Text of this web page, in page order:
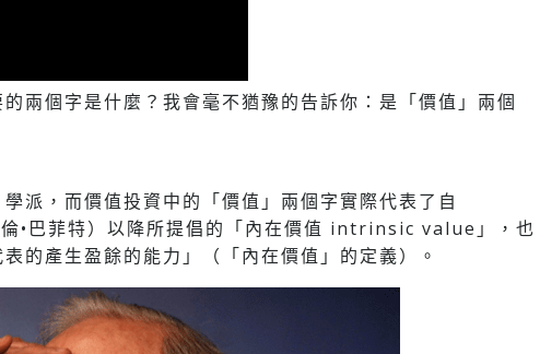
兩個字是什麼？我會毫不猶豫的告訴你：是「價值」兩個
派，而價值投資中的「價值」兩個字實際代表了自
菲特）以降所提倡的「內在價值 intrinsic value」，也
的產生盈餘的能力」（「內在價值」的定義）。